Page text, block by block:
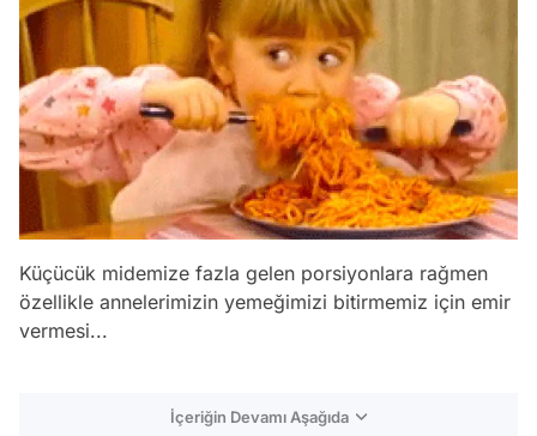
Küçücük midemize fazla gelen porsiyonlara rağmen
özellikle annelerimizin yemeğimizi bitirmemiz için emir
vermesi...
İçeriğin Devamı Aşağıda